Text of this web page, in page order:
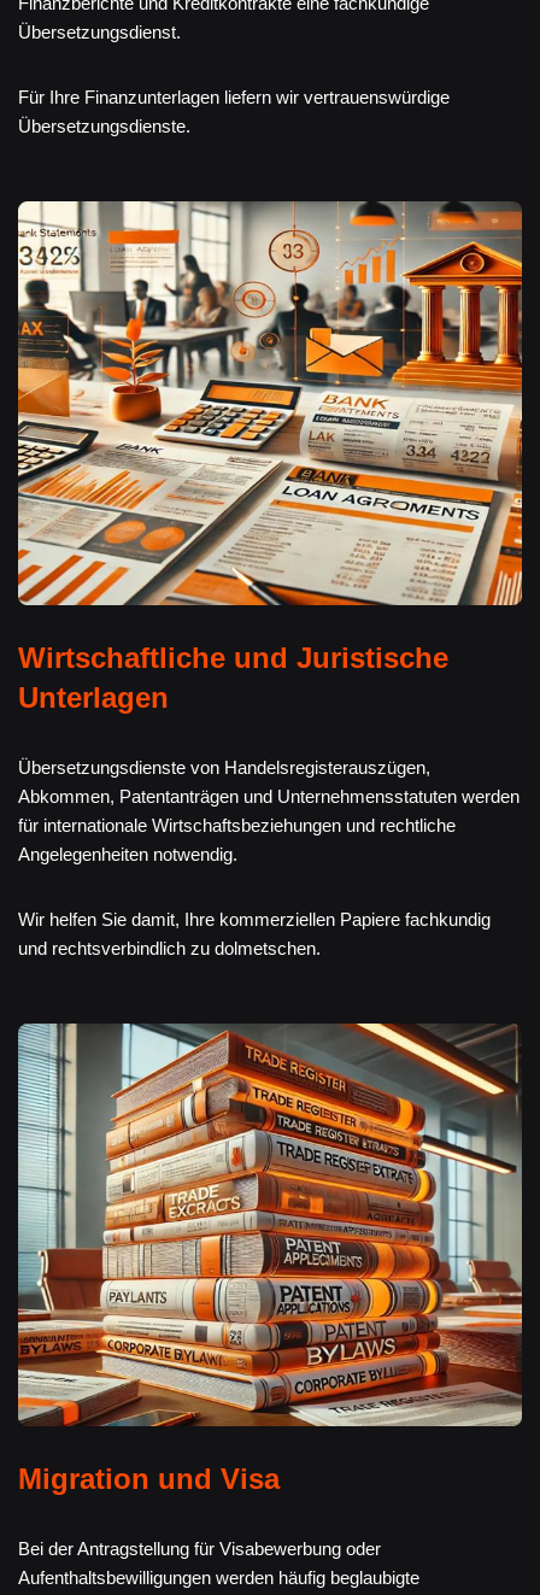
Übersetzungsdienst.
Für Ihre Finanzunterlagen liefern wir vertrauenswürdige
Übersetzungsdienste.
Wirtschaftliche und Juristische
Unterlagen
Übersetzungsdienste von Handelsregisterauszügen,
Abkommen, Patentanträgen und Unternehmensstatuten werden
für internationale Wirtschaftsbeziehungen und rechtliche
Angelegenheiten notwendig.
Wir helfen Sie damit, Ihre kommerziellen Papiere fachkundig
und rechtsverbindlich zu dolmetschen.
Migration und Visa
Bei der Antragstellung für Visabewerbung oder
Aufenthaltsbewilligungen werden häufig beglaubigte